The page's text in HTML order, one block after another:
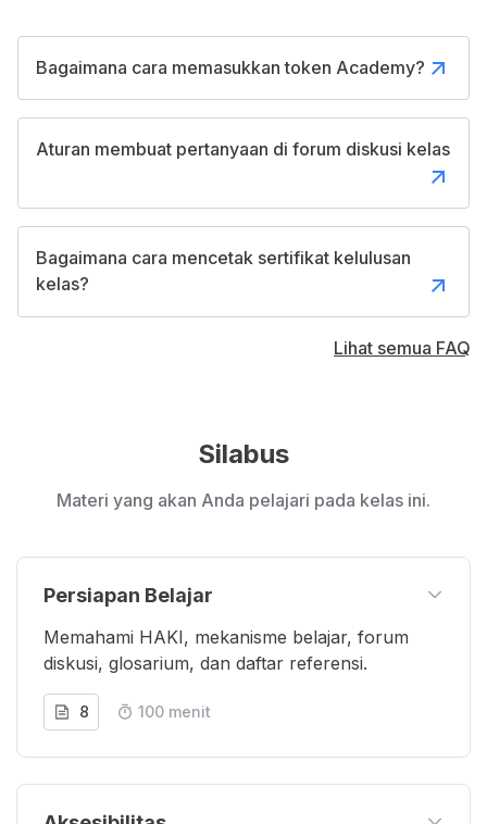
Bagaimana cara memasukkan token Academy?
Aturan membuat pertanyaan di forum diskusi kelas
Bagaimana cara mencetak sertifikat kelulusan
kelas?
Lihat semua FAQ
Silabus
Materi yang akan Anda pelajari pada kelas ini.
Persiapan Belajar
Memahami HAKI, mekanisme belajar, forum
diskusi, glosarium, dan daftar referensi.
8 100 menit